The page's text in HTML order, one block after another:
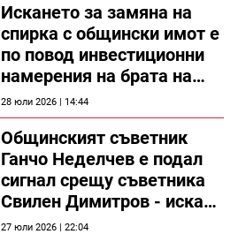
Искането за замяна на
спирка с общински имот е
по повод инвестиционни
намерения на брата на
председателя на
Общински съвет Силистра
28 юли 2026 | 14:44
Общинският съветник
Ганчо Неделчев е подал
сигнал срещу съветника
Свилен Димитров - иска
етичната комисия на
27 юли 2026 | 22:04